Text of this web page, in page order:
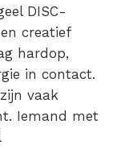
DISC-
creatief
hardop,
in contact.
vaak
Iemand met